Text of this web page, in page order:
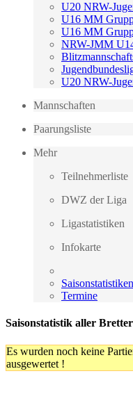
U20 NRW-
U16 MM
U16 MM
NRW-JMM
U20 NRW-
Mannschaften
Paarungsliste
Mehr
Teilnehmerliste
DWZ der Liga
Ligastatistiken
Infokarte
Saisonstatistiken
Termine
Saisonstatistik aller
Es wurden noch keine
ausgewertet !